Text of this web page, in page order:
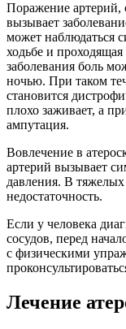
Поражение
вызывает
может наблюдаться
ходьбе и
заболевания боль
ночью. При таком
становится
плохо заживает, а
ампутация.
Вовлечение в
артерий вызывает
давления. В тяжелых
недостаточность.
Если у человека
сосудов, перед
с физическими
Лечение